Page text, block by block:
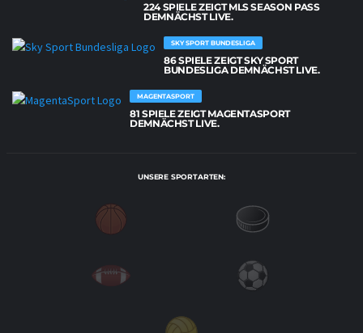
224 SPIELE ZEIGT MLS SEASON PASS
DEMNÄCHST LIVE.
SKY SPORT BUNDESLIGA
86 SPIELE ZEIGT SKY SPORT
BUNDESLIGA DEMNÄCHST LIVE.
MAGENTASPORT
81 SPIELE ZEIGT MAGENTASPORT
DEMNÄCHST LIVE.
UNSERE SPORTARTEN: